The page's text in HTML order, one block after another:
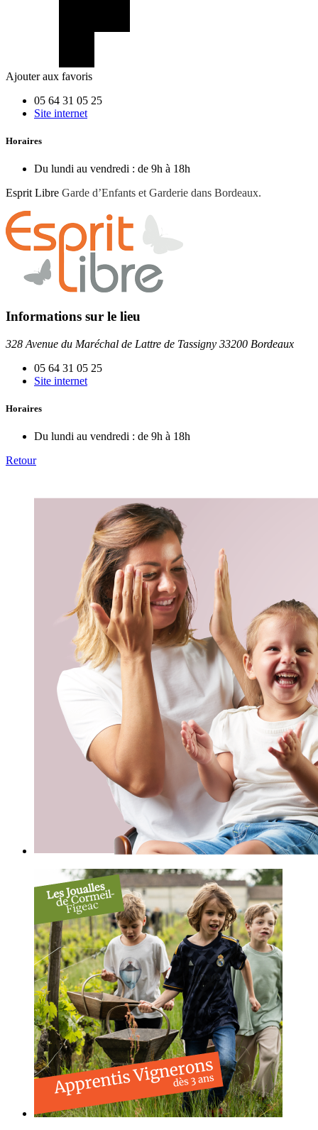
Ajouter aux favoris
05 64 31 05 25
Site internet
Horaires
Du lundi au vendredi : de 9h à 18h
Esprit Libre Garde d’Enfants et Garderie dans Bordeaux.
Informations sur le lieu
328 Avenue du Maréchal de Lattre de Tassigny 33200 Bordeaux
05 64 31 05 25
Site internet
Horaires
Du lundi au vendredi : de 9h à 18h
Retour